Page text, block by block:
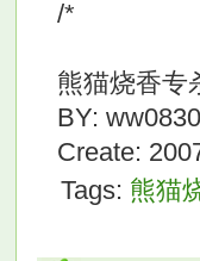
/*
熊猫烧香专
BY: ww0830
Create:
Tags: 熊猫